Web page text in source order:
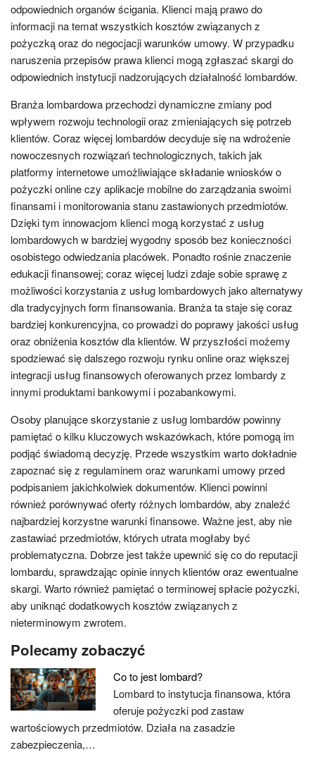
odpowiednich organów ścigania. Klienci mają prawo do
informacji na temat wszystkich kosztów związanych z
pożyczką oraz do negocjacji warunków umowy. W przypadku
naruszenia przepisów prawa klienci mogą zgłaszać skargi do
odpowiednich instytucji nadzorujących działalność lombardów.
Branża lombardowa przechodzi dynamiczne zmiany pod
wpływem rozwoju technologii oraz zmieniających się potrzeb
klientów. Coraz więcej lombardów decyduje się na wdrożenie
nowoczesnych rozwiązań technologicznych, takich jak
platformy internetowe umożliwiające składanie wniosków o
pożyczki online czy aplikacje mobilne do zarządzania swoimi
finansami i monitorowania stanu zastawionych przedmiotów.
Dzięki tym innowacjom klienci mogą korzystać z usług
lombardowych w bardziej wygodny sposób bez konieczności
osobistego odwiedzania placówek. Ponadto rośnie znaczenie
edukacji finansowej; coraz więcej ludzi zdaje sobie sprawę z
możliwości korzystania z usług lombardowych jako alternatywy
dla tradycyjnych form finansowania. Branża ta staje się coraz
bardziej konkurencyjna, co prowadzi do poprawy jakości usług
oraz obniżenia kosztów dla klientów. W przyszłości możemy
spodziewać się dalszego rozwoju rynku online oraz większej
integracji usług finansowych oferowanych przez lombardy z
innymi produktami bankowymi i pozabankowymi.
Osoby planujące skorzystanie z usług lombardów powinny
pamiętać o kilku kluczowych wskazówkach, które pomogą im
podjąć świadomą decyzję. Przede wszystkim warto dokładnie
zapoznać się z regulaminem oraz warunkami umowy przed
podpisaniem jakichkolwiek dokumentów. Klienci powinni
również porównywać oferty różnych lombardów, aby znaleźć
najbardziej korzystne warunki finansowe. Ważne jest, aby nie
zastawiać przedmiotów, których utrata mogłaby być
problematyczna. Dobrze jest także upewnić się co do reputacji
lombardu, sprawdzając opinie innych klientów oraz ewentualne
skargi. Warto również pamiętać o terminowej spłacie pożyczki,
aby uniknąć dodatkowych kosztów związanych z
nieterminowym zwrotem.
Polecamy zobaczyć
Co to jest lombard?
Lombard to instytucja finansowa, która
oferuje pożyczki pod zastaw
wartościowych przedmiotów. Działa na zasadzie
zabezpieczenia,…